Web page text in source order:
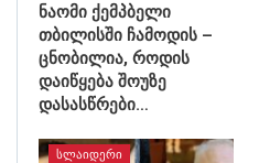
ნაომი ქემპბელი
თბილისში ჩამოდის –
ცნობილია, როდის
დაიწყება შოუზე
დასასწრები…
ᲡᲚᲐᲘᲓᲔᲠᲘ